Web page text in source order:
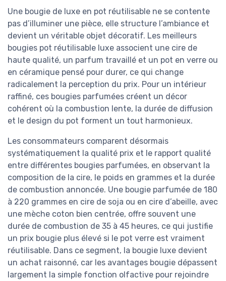
Une bougie de luxe en pot réutilisable ne se contente
pas d’illuminer une pièce, elle structure l’ambiance et
devient un véritable objet décoratif. Les meilleurs
bougies pot réutilisable luxe associent une cire de
haute qualité, un parfum travaillé et un pot en verre ou
en céramique pensé pour durer, ce qui change
radicalement la perception du prix. Pour un intérieur
raffiné, ces bougies parfumées créent un décor
cohérent où la combustion lente, la durée de diffusion
et le design du pot forment un tout harmonieux.
Les consommateurs comparent désormais
systématiquement la qualité prix et le rapport qualité
entre différentes bougies parfumées, en observant la
composition de la cire, le poids en grammes et la durée
de combustion annoncée. Une bougie parfumée de 180
à 220 grammes en cire de soja ou en cire d’abeille, avec
une mèche coton bien centrée, offre souvent une
durée de combustion de 35 à 45 heures, ce qui justifie
un prix bougie plus élevé si le pot verre est vraiment
réutilisable. Dans ce segment, la bougie luxe devient
un achat raisonné, car les avantages bougie dépassent
largement la simple fonction olfactive pour rejoindre